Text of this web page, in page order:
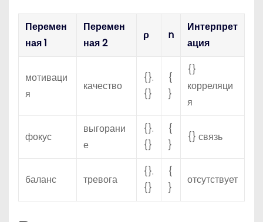
Перемен
ная 1
Перемен
ная 2
ρ n
Интерпрет
ация
мотиваци
я
качество
{}.
{}
{
}
{}
корреляци
я
фокус
выгорани
е
{}.
{}
{
}
{} связь
баланс тревога
{}.
{}
{
}
отсутствует